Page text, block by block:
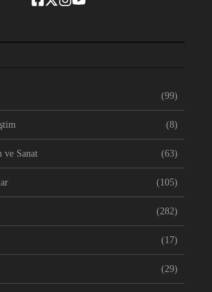
(99)
(8)
ve Sanat (63)
(105)
(282)
(17)
(29)